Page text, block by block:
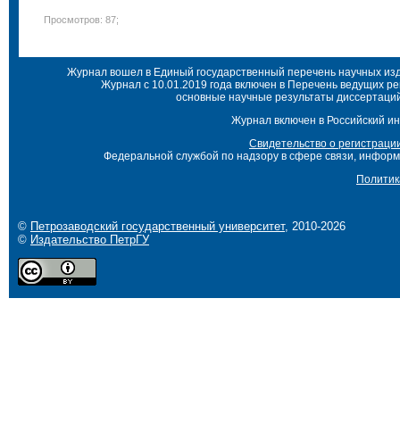
Просмотров: 87;
Журнал вошел в Единый государственный перечень научных
Журнал с 10.01.2019 года включен в Перечень ведущих
основные научные результаты
Журнал включен в Российский
Свидетельство о
Федеральной службой по надзору в сфере связи,
© Петрозаводский государственный университет, 2010-2026
© Издательство ПетрГУ